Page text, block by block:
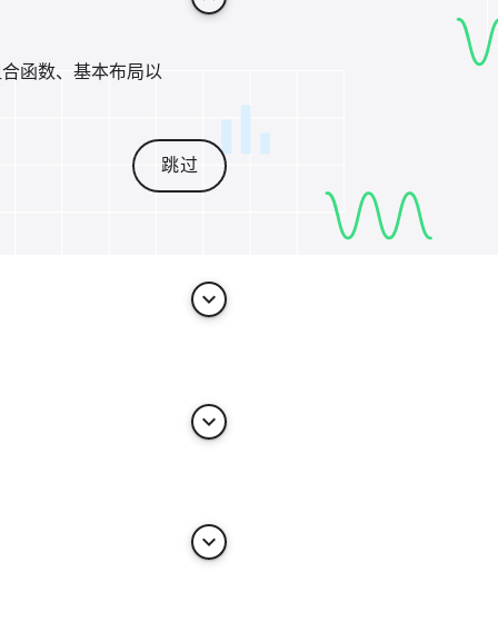
函数、基本布局以
跳过
keyboard_arrow_down
keyboard_arrow_down
keyboard_arrow_down